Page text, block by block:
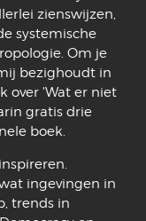
zienswijzen,
systemische
Om je
bezighoudt in
over 'Wat er niet
gratis drie
boek.
ingevingen in
trends in